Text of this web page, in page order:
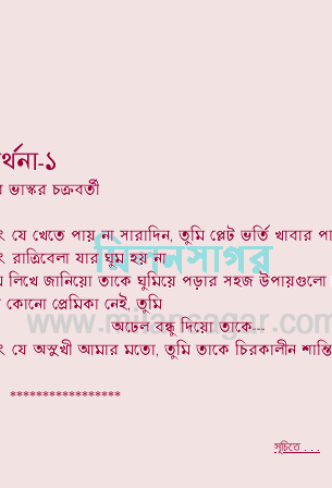
সূচিতে . . .